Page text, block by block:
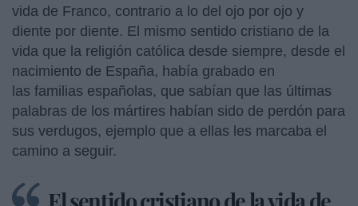
vida de Franco, contrario a lo del ojo por ojo y
diente por diente. El mismo sentido cristiano de la
vida que la religión católica desde siempre, desde el
nacimiento de España, había grabado en
las familias españolas, que sabían que las últimas
palabras de los mártires habían sido de perdón para
sus verdugos, ejemplo que a ellas les marcaba el
camino a seguir.